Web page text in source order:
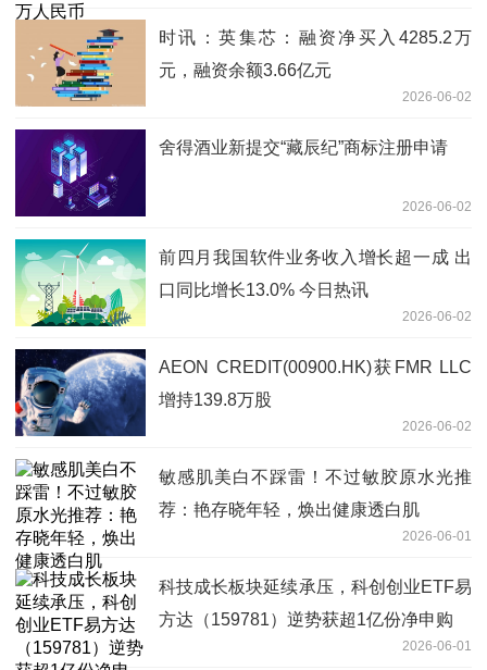
时讯：英集芯：融资净买入4285.2万
元，融资余额3.66亿元
2026-06-02
舍得酒业新提交“藏辰纪”商标注册申请
2026-06-02
前四月我国软件业务收入增长超一成 出
口同比增长13.0% 今日热讯
2026-06-02
AEON CREDIT(00900.HK)获FMR LLC
增持139.8万股
2026-06-02
敏感肌美白不踩雷！不过敏胶原水光推
荐：艳存晓年轻，焕出健康透白肌
2026-06-01
科技成长板块延续承压，科创创业ETF易
方达（159781）逆势获超1亿份净申购
2026-06-01